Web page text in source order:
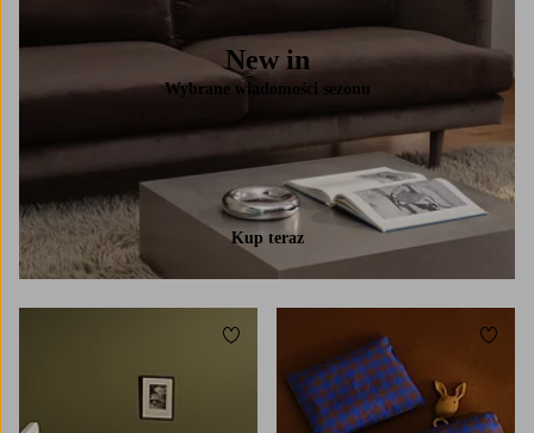
New in
Wybrane wiadomości sezonu
Kup teraz
Dodaj do ulubionych